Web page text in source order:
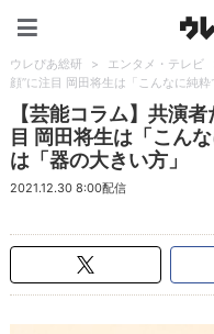
ウレぴあ総研 > エンタメ・テレビ
顔”に注目 岡田将生は「こんなに純
【芸能コラム】共演
目 岡田将生は「こん
は「器の大きい方」
2021.12.30 8:00配信